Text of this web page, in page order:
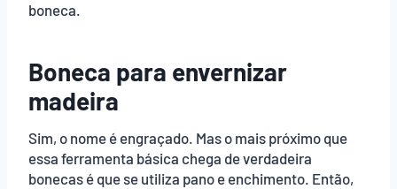
boneca.
Boneca para envernizar
madeira
Sim, o nome é engraçado. Mas o mais próximo que
essa ferramenta básica chega de verdadeira
bonecas é que se utiliza pano e enchimento. Então,